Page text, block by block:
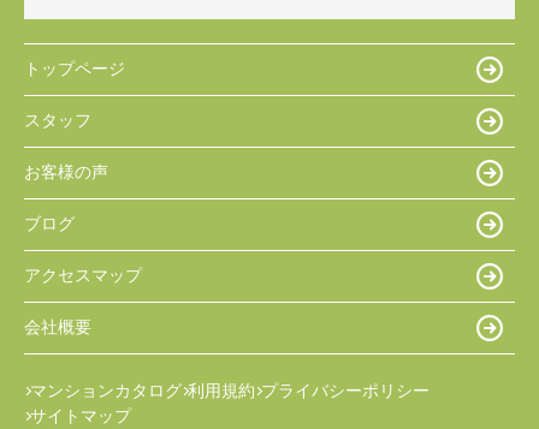
トップページ
スタッフ
お客様の声
ブログ
アクセスマップ
会社概要
マンションカタログ 利用規約 プライバシーポリシー
サイトマップ